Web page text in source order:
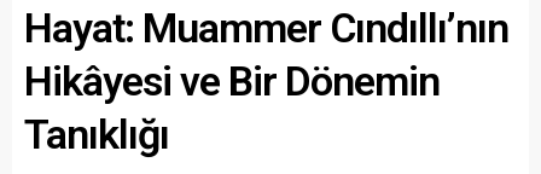
Hayat: Muammer Cındıllı’nın
Hikâyesi ve Bir Dönemin
Tanıklığı